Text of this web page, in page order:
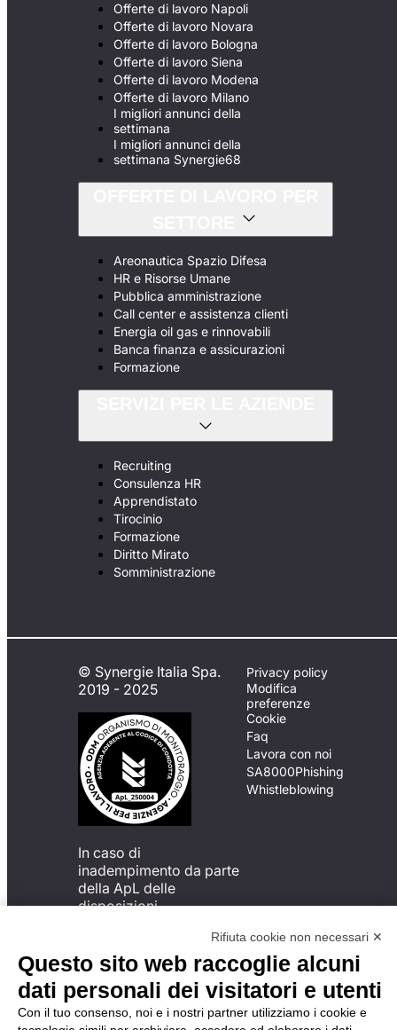
Offerte di lavoro Napoli
Offerte di lavoro Novara
Offerte di lavoro Bologna
Offerte di lavoro Siena
Offerte di lavoro Modena
Offerte di lavoro Milano
I migliori annunci della
settimana
I migliori annunci della
settimana Synergie68
Areonautica Spazio Difesa
HR e Risorse Umane
Pubblica amministrazione
Call center e assistenza clienti
Energia oil gas e rinnovabili
Banca finanza e assicurazioni
Formazione
Recruiting
Consulenza HR
Apprendistato
Tirocinio
Formazione
Diritto Mirato
Somministrazione
© Synergie Italia Spa.
2019 - 2025
In caso di
inadempimento da parte
della ApL delle
disposizioni
possibile presentare un
reclamo
all’Organismo di
Monitoraggio utilizzando
una delle modalità
Privacy policy
Modifica
preferenze
Cookie
Faq
Lavora con noi
SA8000Phishing
Whistleblowing
Rifiuta cookie non necessari ✕
Questo sito web raccoglie alcuni
dati personali dei visitatori e utenti
Con il tuo consenso, noi e i nostri partner utilizziamo i cookie e